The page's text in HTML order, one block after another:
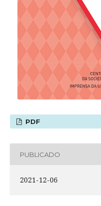
PDF
PUBLICADO
2021-12-06